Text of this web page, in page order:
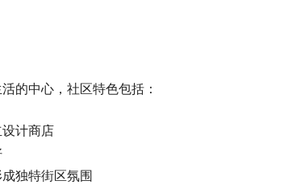
的中心，社区特色包括：
计商店
独特街区氛围